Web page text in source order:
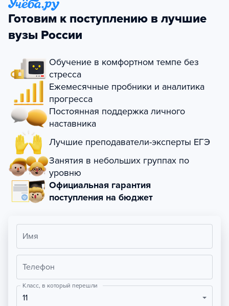
Готовим к поступлению в лучшие
вузы России
Обучение в комфортном темпе без
стресса
Ежемесячные пробники и аналитика
прогресса
Постоянная поддержка личного
наставника
Лучшие преподаватели-эксперты ЕГЭ
Занятия в небольших группах по
уровню
Официальная гарантия
поступления на бюджет
Имя
Телефон
Класс, в который перешли
11